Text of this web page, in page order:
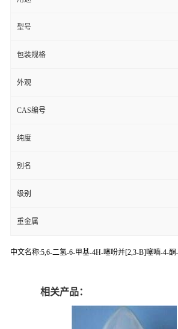
型号
包装规格
外观
CAS编号
纯度
别名
级别
重金属
中文名称:5,6-二氢-6-甲基-4H-噻吩并[2,3-B]噻喃-4-
相关产品：